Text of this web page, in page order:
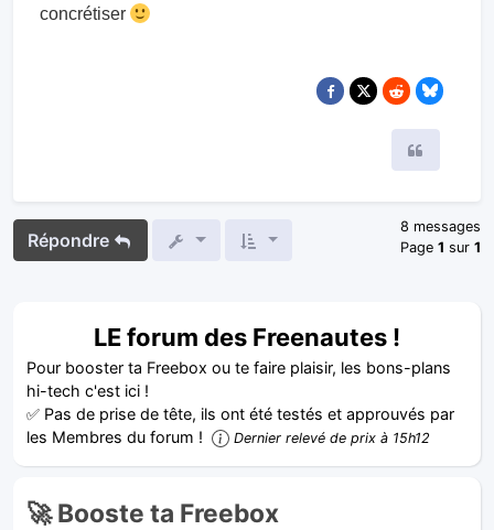
concrétiser
Répondre
8 messages
Page 1 sur 1
LE forum des Freenautes !
Pour booster ta Freebox ou te faire plaisir, les bons-plans
hi-tech c'est ici !
✅ Pas de prise de tête, ils ont été testés et approuvés par
les Membres du forum !
Dernier relevé de prix à 15h12
🚀 Booste ta Freebox